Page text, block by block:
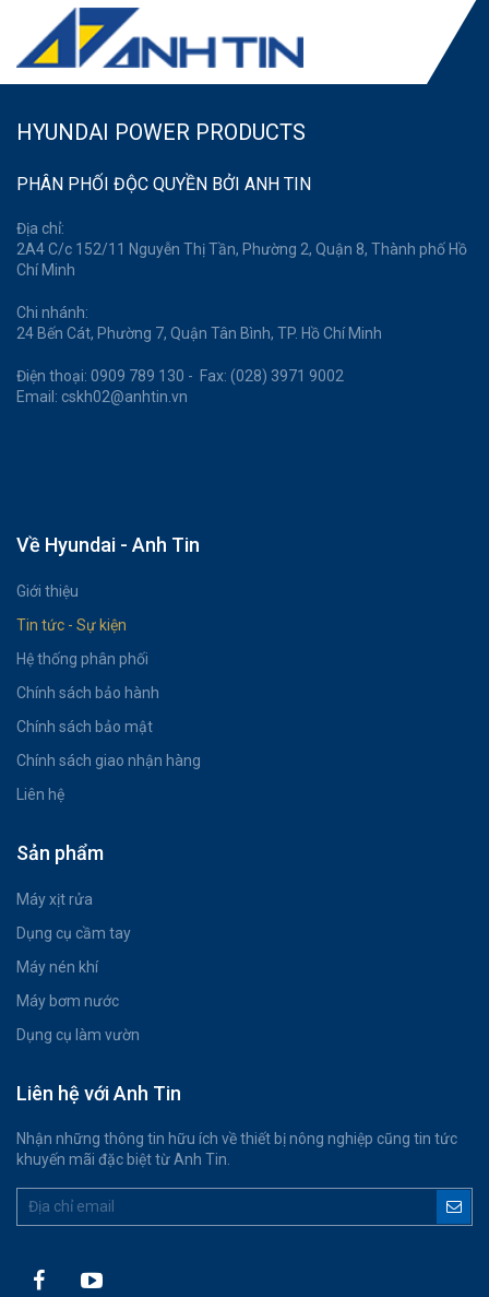
HYUNDAI POWER PRODUCTS
PHÂN PHỐI ĐỘC QUYỀN BỞI ANH TIN
Địa chỉ:
2A4 C/c 152/11 Nguyễn Thị Tần, Phường 2, Quận 8, Thành phố Hồ
Chí Minh
Chi nhánh:
24 Bến Cát, Phường 7, Quận Tân Bình, TP. Hồ Chí Minh
Điện thoại: 0909 789 130 - Fax: (028) 3971 9002
Email: cskh02@anhtin.vn
Về Hyundai - Anh Tin
Giới thiệu
Tin tức - Sự kiện
Hệ thống phân phối
Chính sách bảo hành
Chính sách bảo mật
Chính sách giao nhận hàng
Liên hệ
Sản phẩm
Máy xịt rửa
Dụng cụ cầm tay
Máy nén khí
Máy bơm nước
Dụng cụ làm vườn
Liên hệ với Anh Tin
Nhận những thông tin hữu ích về thiết bị nông nghiệp cũng tin tức
khuyến mãi đặc biệt từ Anh Tin.